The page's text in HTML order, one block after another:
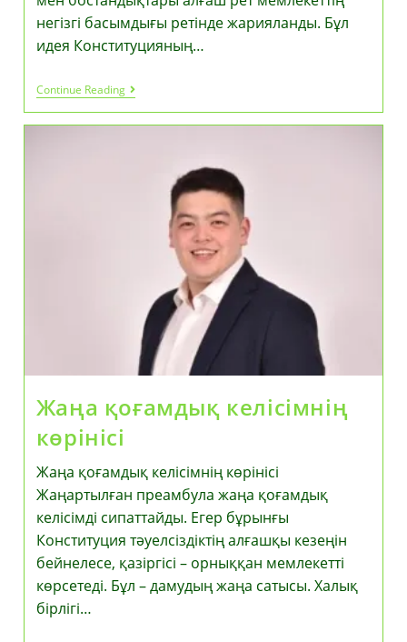
негізгі басымдығы ретінде жарияланды. Бұл
идея Конституцияның…
Continue ReadingЖаңа
Конституция
Жобасында
Нормасы
Бекітілді
Жаңа қоғамдық келісімнің
көрінісі
Жаңа қоғамдық келісімнің көрінісі
Жаңартылған преамбула жаңа қоғамдық
келісімді сипаттайды. Егер бұрынғы
Конституция тәуелсіздіктің алғашқы кезеңін
бейнелесе, қазіргiсi – орныққан мемлекетті
көрсетеді. Бұл – дамудың жаңа сатысы. Халық
бірлігі…